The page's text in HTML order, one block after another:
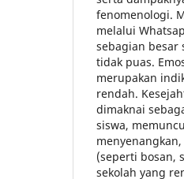
fenomenologi.
melalui
sebagian besar
tidak puas.
merupakan
rendah.
dimaknai
siswa,
(seperti bosan,
sekolah yang